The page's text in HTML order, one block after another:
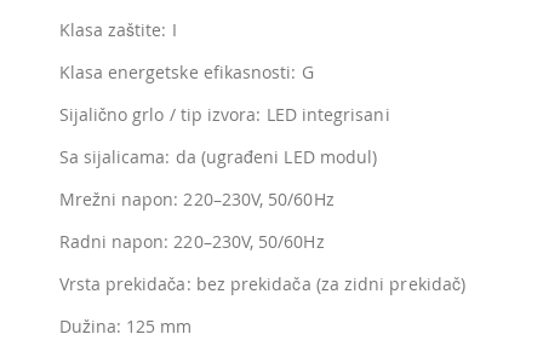
Klasa zaštite: I
Klasa energetske efikasnosti: G
Sijalično grlo / tip izvora: LED integrisani
Sa sijalicama: da (ugrađeni LED modul)
Mrežni napon: 220–230V, 50/60Hz
Radni napon: 220–230V, 50/60Hz
Vrsta prekidača: bez prekidača (za zidni prekidač)
Dužina: 125 mm